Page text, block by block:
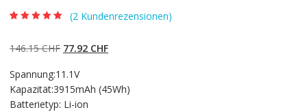
basierend auf
Kundenbewertun
(2 Kundenrezensionen)
146.15CHF Ursprünglicher
war:
146.15 CHF
77.92 CHFAktueller
77.92 CHF.
Spannung:11.1V
Kapazität:3915mAh (45Wh)
Batterietyp: Li-ion